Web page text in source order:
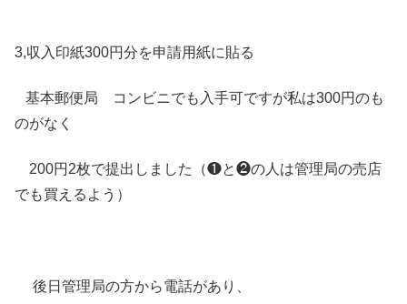
3,収入印紙300円分を申請用紙に貼る
基本郵便局 コンビニでも入手可ですが私は300円のも
のがなく
200円2枚で提出しました（❶と❷の人は管理局の売店
でも買えるよう）
後日管理局の方から電話があり、